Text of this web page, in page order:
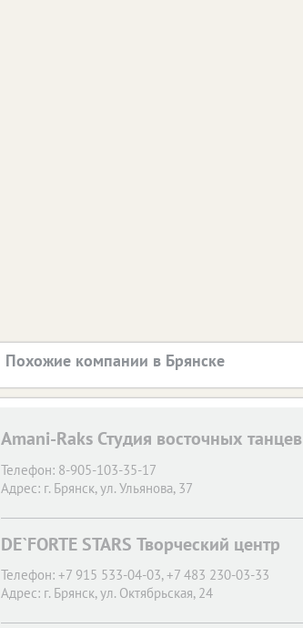
Похожие компании в Брянске
Amani-Raks Студия восточных танцев
Телефон: 8-905-103-35-17
Адрес: г. Брянск, ул. Ульянова, 37
DE`FORTE STARS Творческий центр
Телефон: +7 915 533-04-03, +7 483 230-03-33
Адрес: г. Брянск, ул. Октябрьская, 24